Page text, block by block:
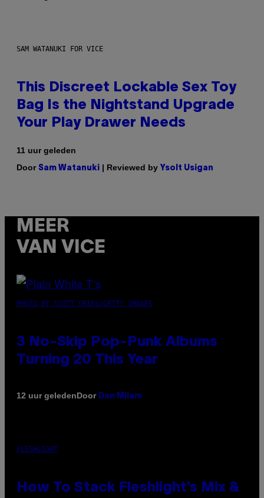
SAM WATANUKI FOR VICE
This Discreet Lockable Sex Toy
Bag Is the Nightstand Upgrade
Your Play Drawer Needs
11 uur geleden
Door Sam Watanuki | Reviewed by Ysolt Usigan
MEER
VAN VICE
PHOTO BY SCOTT GRIES/GETTY IMAGES
3 No-Skip Pop-Punk Albums
Turning 20 This Year
12 uur geledenDoor Dan Milam
FLESHLIGHT
How To Stack Fleshlight’s Mix &